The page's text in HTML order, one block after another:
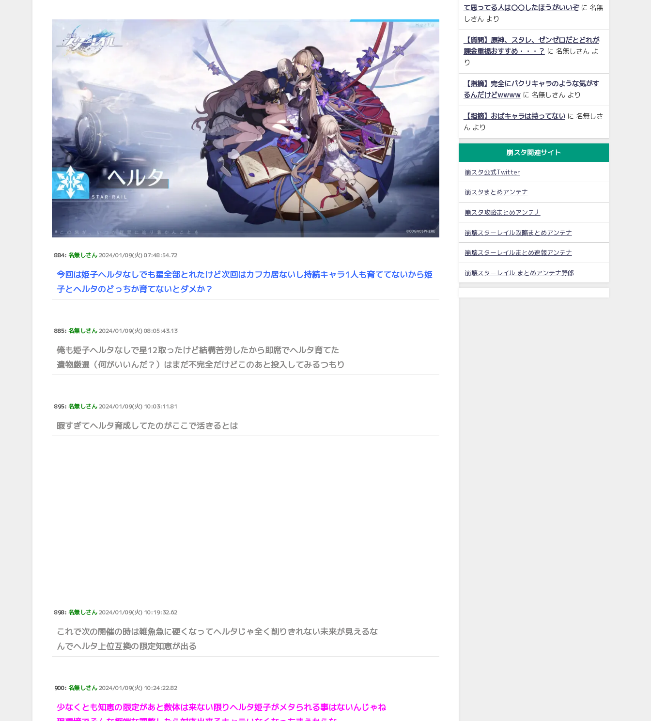
884:名無しさん2024/01/09(火) 07:48:54.72
今回は姫子ヘルタなしでも星全部とれたけど次回はカフカ居ないし持続キャラ1人も育ててないから姫
子とヘルタのどっちか育てないとダメか？
885:名無しさん2024/01/09(火) 08:05:43.13
俺も姫子ヘルタなしで星12取ったけど結構苦労したから即席でヘルタ育てた
遺物厳選（何がいいんだ？）はまだ不完全だけどこのあと投入してみるつもり
895:名無しさん2024/01/09(火) 10:03:11.81
暇すぎてヘルタ育成してたのがここで活きるとは
898:名無しさん2024/01/09(火) 10:19:32.62
これで次の開催の時は雑魚急に硬くなってヘルタじゃ全く削りきれない未来が見えるな
んでヘルタ上位互換の限定知恵が出る
900:名無しさん2024/01/09(火) 10:24:22.82
少なくとも知恵の限定があと数体は来ない限りヘルタ姫子がメタられる事はないんじゃね
て思ってる人は〇〇したほうがいいぞに 名無
しさんより
【質問】原神、スタレ、ゼンゼロだとどれが
課金重視おすすめ・・・？ に 名無しさんよ
り
【指摘】完全にパクリキャラのような気がす
るんだけどwwwwに 名無しさんより
【指摘】おばキャラは持ってないに 名無しさ
んより
崩スタ関連サイト
崩スタ公式Twitter
崩スタまとめアンテナ
崩スタ攻略まとめアンテナ
崩壊スターレイル攻略まとめアンテナ
崩壊スターレイルまとめ速報アンテナ
崩壊スターレイル まとめアンテナ野郎